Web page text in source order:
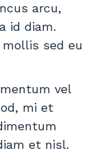
arcu,
id diam.
sed eu
vel
mi et
et nisl.